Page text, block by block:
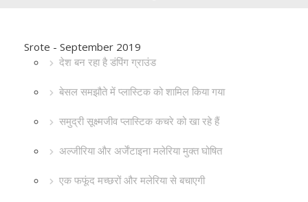
Srote - September 2019
देश बन रहा है डंपिंग ग्राउंड
बेसल समझौते में प्लास्टिक को शामिल किया गया
समुद्री सूक्ष्मजीव प्लास्टिक कचरे को खा रहे हैं
अल्जीरिया और अर्जेंटाइना मलेरिया मुक्त घोषित
एक फफूंद मच्छरों और मलेरिया से बचाएगी